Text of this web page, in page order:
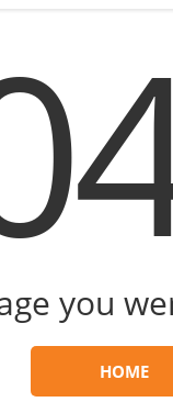
you
HOME